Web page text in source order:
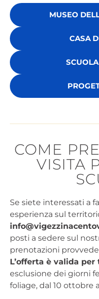
MUSEO
CASA
COME
VISITA
Se siete interessati a
esperienza sul
posti a sedere sul
prenotazioni
L’offerta è valida
esclusione dei giorni
foliage, dal 10 ottobre